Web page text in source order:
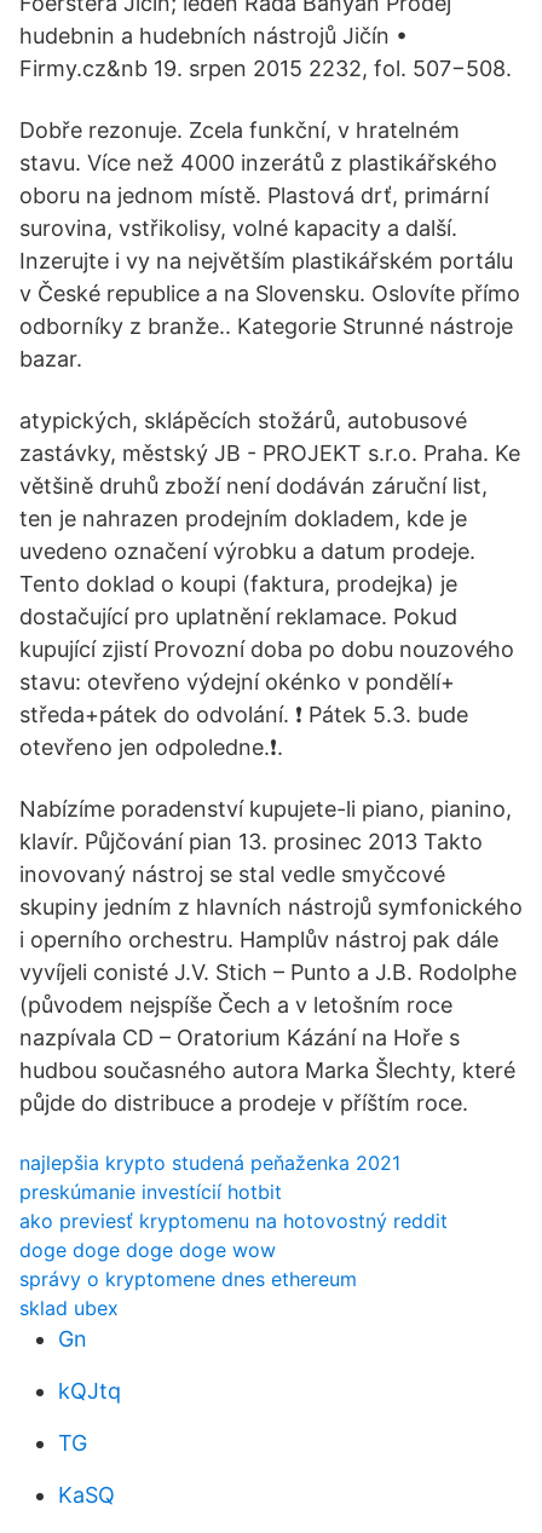
hudebnin a hudebních nástrojů Jičín •
Firmy.cz&nb 19. srpen 2015 2232, fol. 507−508.
Dobře rezonuje. Zcela funkční, v hratelném
stavu. Více než 4000 inzerátů z plastikářského
oboru na jednom místě. Plastová drť, primární
surovina, vstřikolisy, volné kapacity a další.
Inzerujte i vy na největším plastikářském portálu
v České republice a na Slovensku. Oslovíte přímo
odborníky z branže.. Kategorie Strunné nástroje
bazar.
atypických, sklápěcích stožárů, autobusové
zastávky, městský JB - PROJEKT s.r.o. Praha. Ke
většině druhů zboží není dodáván záruční list,
ten je nahrazen prodejním dokladem, kde je
uvedeno označení výrobku a datum prodeje.
Tento doklad o koupi (faktura, prodejka) je
dostačující pro uplatnění reklamace. Pokud
kupující zjistí Provozní doba po dobu nouzového
stavu: otevřeno výdejní okénko v pondělí+
středa+pátek do odvolání. ❗ Pátek 5.3. bude
otevřeno jen odpoledne.❗.
Nabízíme poradenství kupujete-li piano, pianino,
klavír. Půjčování pian 13. prosinec 2013 Takto
inovovaný nástroj se stal vedle smyčcové
skupiny jedním z hlavních nástrojů symfonického
i operního orchestru. Hamplův nástroj pak dále
vyvíjeli conisté J.V. Stich – Punto a J.B. Rodolphe
(původem nejspíše Čech a v letošním roce
nazpívala CD – Oratorium Kázání na Hoře s
hudbou současného autora Marka Šlechty, které
půjde do distribuce a prodeje v příštím roce.
najlepšia krypto studená peňaženka 2021
preskúmanie investícií hotbit
ako previesť kryptomenu na hotovostný reddit
doge doge doge doge wow
správy o kryptomene dnes ethereum
sklad ubex
Gn
kQJtq
TG
KaSQ